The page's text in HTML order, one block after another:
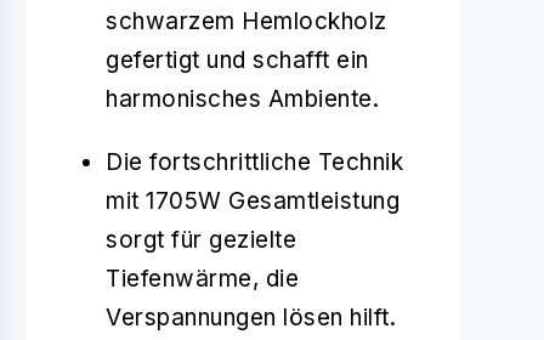
schwarzem Hemlockholz
gefertigt und schafft ein
harmonisches Ambiente.
Die fortschrittliche Technik
mit 1705W Gesamtleistung
sorgt für gezielte
Tiefenwärme, die
Verspannungen lösen hilft.